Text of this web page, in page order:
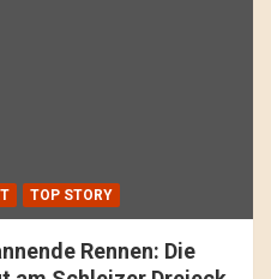
TOP STORY
Rennen: Die